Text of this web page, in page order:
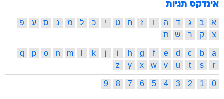
אינדקס תגיות
א ב ג ד ה ו ז ח ט י כ ל מ נ ס ע
פ
צ
ק ר ש ת
a
b
c
d
e
f
g
h
i
j
k
m
n
o
p
q
r
s
t
u
v
w
x
y
z
0
1
2
3
4
5
6
7
8
9